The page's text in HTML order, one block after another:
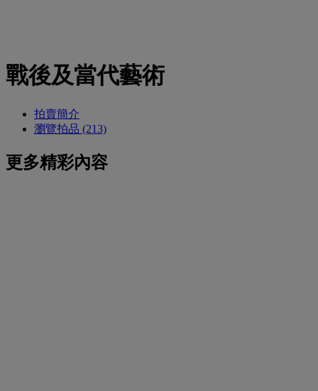
戰後及當代藝術
拍賣簡介
瀏覽拍品 (213)
更多精彩內容